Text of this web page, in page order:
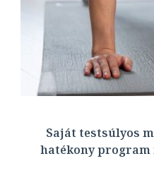
Saját testsúlyos
hatékony program